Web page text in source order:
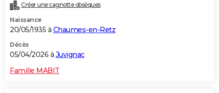
Créer une cagnotte obsèques
Naissance
20/05/1935 à Chaumes-en-Retz
Décès
05/04/2026 à Juvignac
Famille MABIT